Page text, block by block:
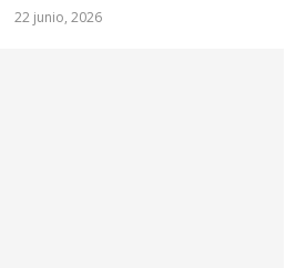
22 junio, 2026